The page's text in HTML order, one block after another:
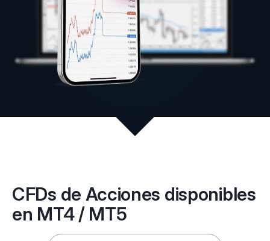
CFDs de Acciones disponibles
en MT4 / MT5